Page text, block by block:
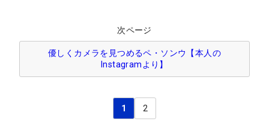
次ページ
優しくカメラを見つめるペ・ソンウ【本人の
Instagramより】
1 2